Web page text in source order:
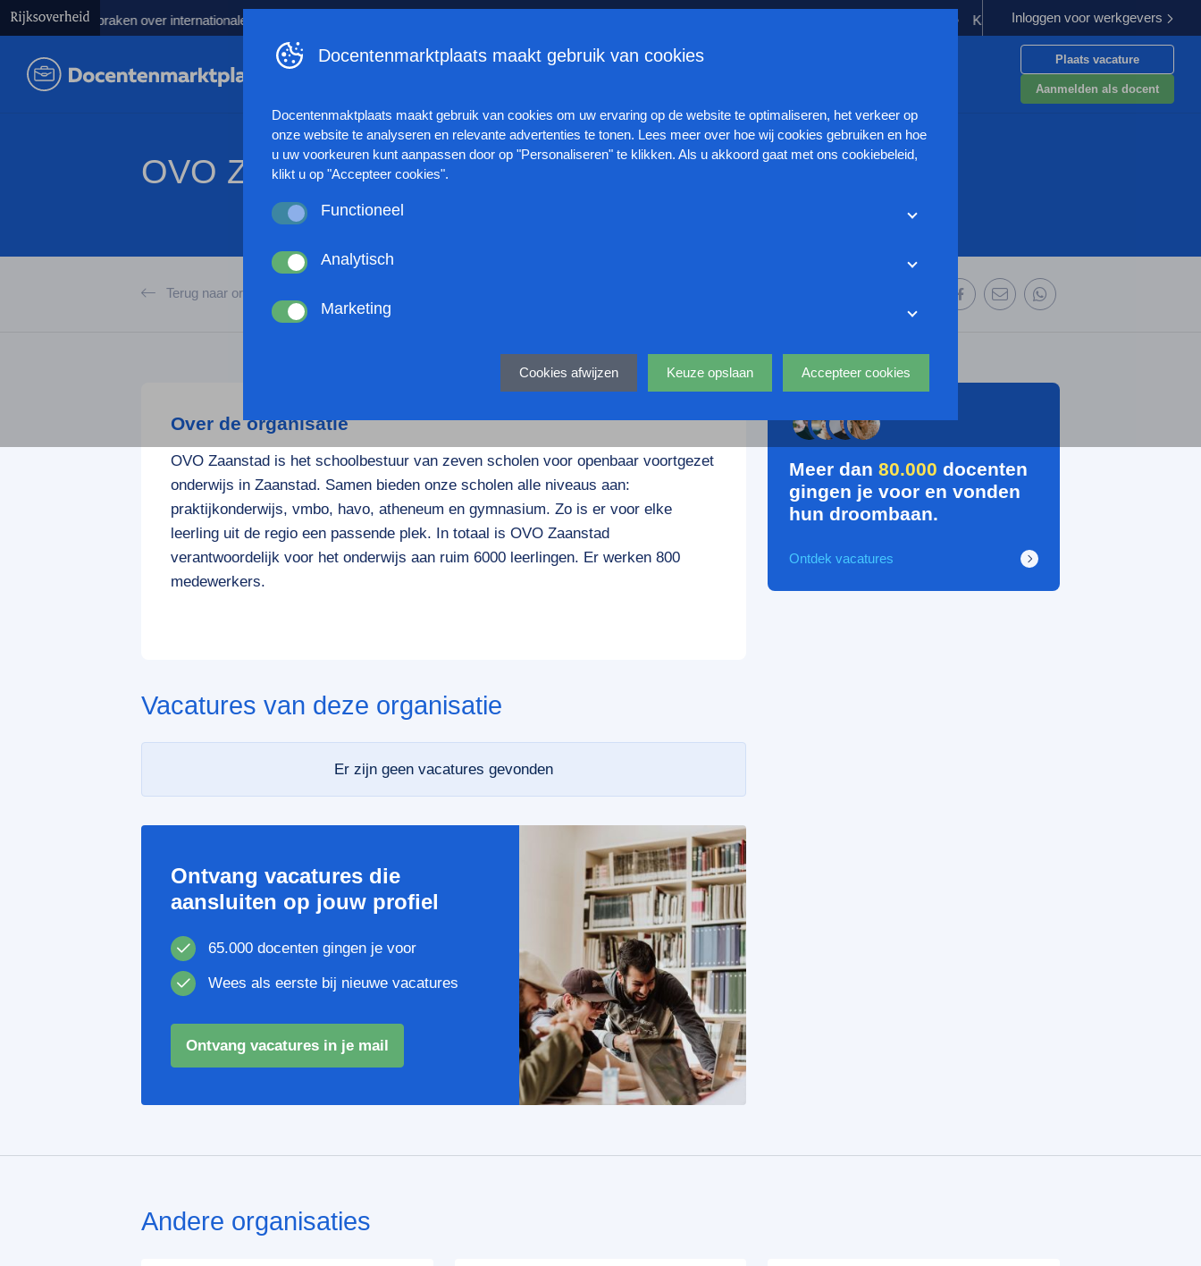
afspraken over internationale studenten Kabinet werkt aan verbetering aanpak van
Inloggen voor werkgevers
Plaats vacature
Aanmelden als docent
OVO Zaanstad
Terug naar organisaties
Over de organisatie
OVO Zaanstad is het schoolbestuur van zeven scholen voor openbaar voortgezet
onderwijs in Zaanstad. Samen bieden onze scholen alle niveaus aan:
praktijkonderwijs, vmbo, havo, atheneum en gymnasium. Zo is er voor elke
leerling uit de regio een passende plek. In totaal is OVO Zaanstad
verantwoordelijk voor het onderwijs aan ruim 6000 leerlingen. Er werken 800
medewerkers.
Vacatures van deze organisatie
Er zijn geen vacatures gevonden
Ontvang vacatures die
aansluiten op jouw profiel
65.000 docenten gingen je voor
Wees als eerste bij nieuwe vacatures
Ontvang vacatures in je mail
Meer dan80.000 docenten
gingen je voor en vonden
hun droombaan.
Ontdek vacatures
Andere organisaties
Docentenmarktplaats maakt gebruik van cookies
Docentenmaktplaats maakt gebruik van cookies om uw ervaring op de website te optimaliseren, het verkeer op
onze website te analyseren en relevante advertenties te tonen. Lees meer over hoe wij cookies gebruiken en hoe
u uw voorkeuren kunt aanpassen door op "Personaliseren" te klikken. Als u akkoord gaat met ons cookiebeleid,
klikt u op "Accepteer cookies".
Functioneel
anoniem website statistieken bij. Omdat deze cookies strikt noodzakelijk zijn, kunt u ze niet weigeren zonder de
werking van de website te beïnvloeden. U kunt deze cookies blokkeren of verwijderen door uw
browserinstellingen te wijzigen, zoals beschreven in ons privacy statement.
Analytisch
gebruikt of hoe effectief onze marketingcampagnes zijn. Ook helpen deze cookies ons om deze website aan te
passen en zo uw gebruikservaring te kunnen verbeteren.
Marketing
kunnen tonen op basis van uw interesses en surfgedrag. Ook voeren deze cookies functies uit waarmee onder
andere wordt voorkomen dat dezelfde advertentie voortdurend verschijnt.
Cookies afwijzen Keuze opslaan Accepteer cookies